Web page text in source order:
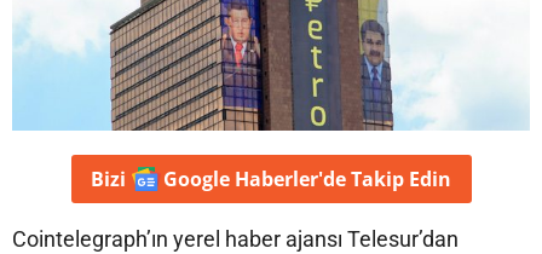
Bizi Google Haberler'deTakip Edin
Cointelegraph’ın yerel haber ajansı Telesur’dan